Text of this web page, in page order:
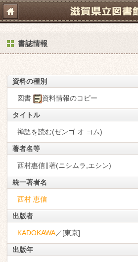
書誌情報
資料の種別
図書 資料情報のコピー
タイトル
禅語を読む(ゼンゴ オ ヨム)
著者名等
西村惠信∥著(ニシムラ,エシン)
統一著者名
西村 恵信
出版者
KADOKAWA／[東京]
出版年